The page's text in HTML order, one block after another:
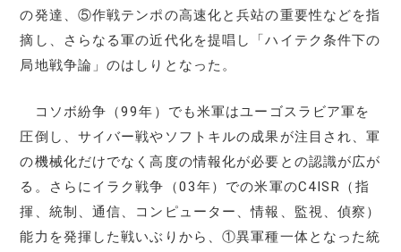
の発達、⑤作戦テンポの高速化と兵站の重要性などを指
摘し、さらなる軍の近代化を提唱し「ハイテク条件下の
局地戦争論」のはしりとなった。
コソボ紛争（99年）でも米軍はユーゴスラビア軍を
圧倒し、サイバー戦やソフトキルの成果が注目され、軍
の機械化だけでなく高度の情報化が必要との認識が広が
る。さらにイラク戦争（03年）での米軍のC4ISR（指
揮、統制、通信、コンピューター、情報、監視、偵察）
能力を発揮した戦いぶりから、①異軍種一体となった統